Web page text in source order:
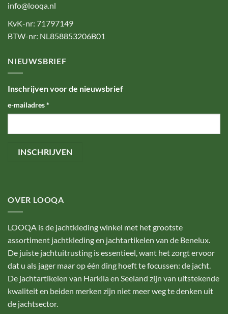
info@looqa.nl
KvK-nr: 71797149
BTW-nr: NL858853206B01
NIEUWSBRIEF
Inschrijven voor de nieuwsbrief
e-mailadres*
OVER LOOQA
LOOQA is de jachtkleding winkel met het grootste
assortiment jachtkleding en jachtartikelen van de Benelux.
De juiste jachtuitrusting is essentieel, want het zorgt ervoor
dat u als jager maar op één ding hoeft te focussen: de jacht.
De jachtartikelen van Harkila en Seeland zijn van uitstekende
kwaliteit en beiden merken zijn niet meer weg te denken uit
de jachtsector.